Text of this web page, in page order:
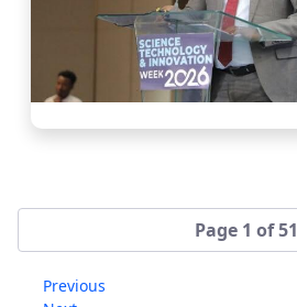
Page 1 of 51
Previous